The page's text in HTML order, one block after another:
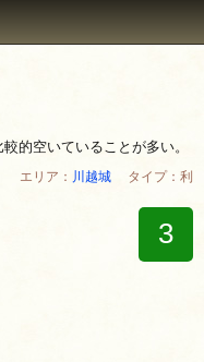
的空いていることが多い。
エリア： 川越城 タイプ：利
3